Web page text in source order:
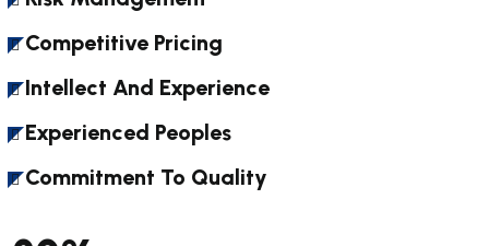
Competitive Pricing
Intellect And Experience
Experienced Peoples
Commitment To Quality